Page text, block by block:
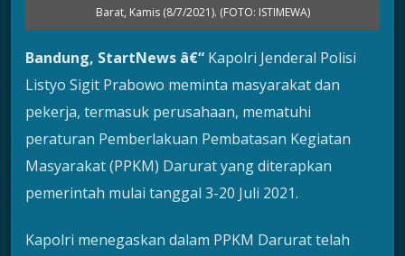
Barat, Kamis (8/7/2021). (FOTO: ISTIMEWA)
Bandung, StartNews â€“ Kapolri Jenderal Polisi
Listyo Sigit Prabowo meminta masyarakat dan
pekerja, termasuk perusahaan, mematuhi
peraturan Pemberlakuan Pembatasan Kegiatan
Masyarakat (PPKM) Darurat yang diterapkan
pemerintah mulai tanggal 3-20 Juli 2021.
Kapolri menegaskan dalam PPKM Darurat telah